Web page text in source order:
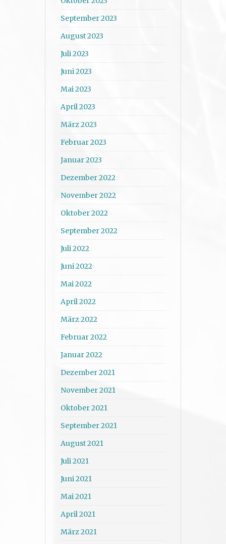
September 2023
August 2023
Juli 2023
Juni 2023
Mai 2023
April 2023
März 2023
Februar 2023
Januar 2023
Dezember 2022
November 2022
Oktober 2022
September 2022
Juli 2022
Juni 2022
Mai 2022
April 2022
März 2022
Februar 2022
Januar 2022
Dezember 2021
November 2021
Oktober 2021
September 2021
August 2021
Juli 2021
Juni 2021
Mai 2021
April 2021
März 2021